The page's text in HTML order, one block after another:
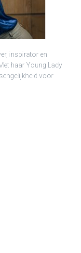
inspirator en
haar Young Lady
voor